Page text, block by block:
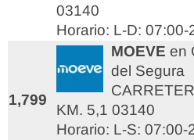
03140
Horario: L-D: 07:00-
1,799
MOEVE en
del Segura
KM. 5,1 03140
Horario: L-S: 07:00-